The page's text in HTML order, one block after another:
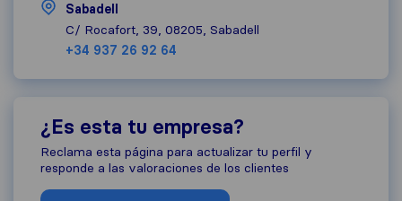
Sabadell
C/ Rocafort, 39, 08205, Sabadell
+34 937 26 92 64
¿Es esta tu empresa?
Reclama esta página para actualizar tu perfil y
responde a las valoraciones de los clientes